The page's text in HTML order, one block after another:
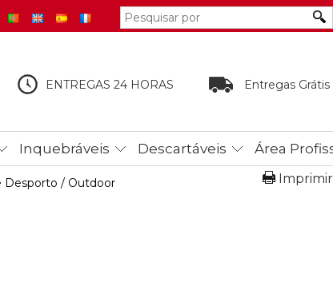
ENTREGAS 24 HORAS Entregas Grátis
Inquebráveis Descartáveis Área
Imprimir
Desporto / Outdoor